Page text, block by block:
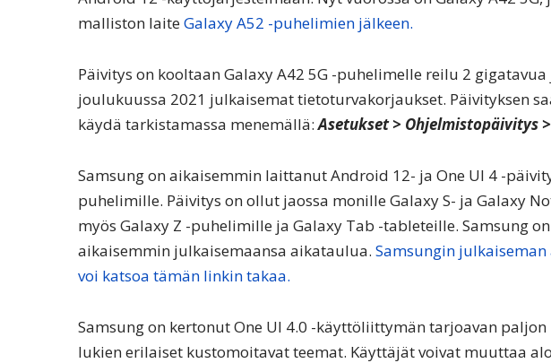
malliston laite Galaxy A52 -puhelimien jälkeen.
Päivitys on kooltaan Galaxy A42 5G -puhelimelle reilu 2
joulukuussa 2021 julkaisemat tietoturvakorjaukset. Päivityksen
käydä tarkistamassa menemällä:Asetukset > Ohjelmistopäivitys
Samsung on aikaisemmin laittanut Android 12- ja One UI 4 -
puhelimille. Päivitys on ollut jaossa monille Galaxy S- ja Galaxy
myös Galaxy Z -puhelimille ja Galaxy Tab -tableteille. Samsung
aikaisemmin julkaisemaansa aikataulua. Samsungin
voi katsoa tämän linkin takaa.
Samsung on kertonut One UI 4.0 -käyttöliittymän tarjoavan
lukien erilaiset kustomoitavat teemat. Käyttäjät voivat muuttaa